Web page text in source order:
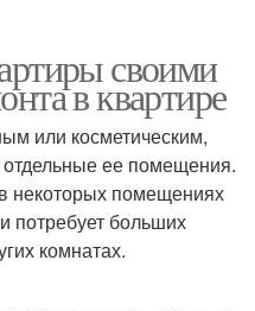
своими
в квартире
или косметическим,
ее помещения.
некоторых помещениях
потребует больших
комнатах.